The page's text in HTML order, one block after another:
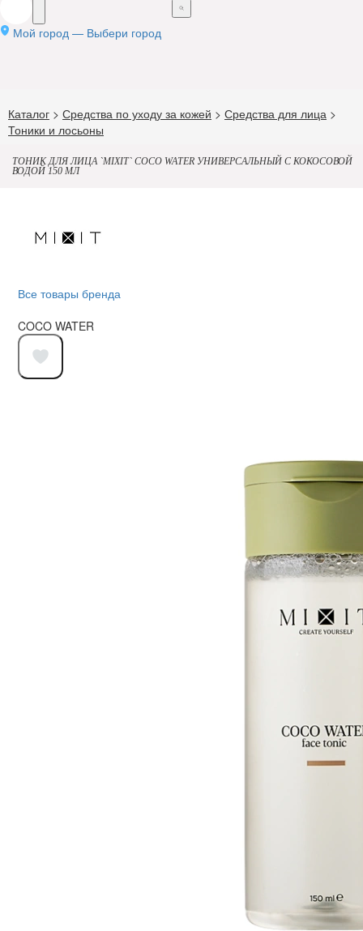
Мой город — Выбери город
Каталог > Средства по уходу за кожей > Средства для лица >
Тоники и лосьоны
ТОНИК ДЛЯ ЛИЦА `MIXIT` COCO WATER УНИВЕРСАЛЬНЫЙ С КОКОСОВОЙ
ВОДОЙ 150 МЛ
Все товары бренда
COCO WATER